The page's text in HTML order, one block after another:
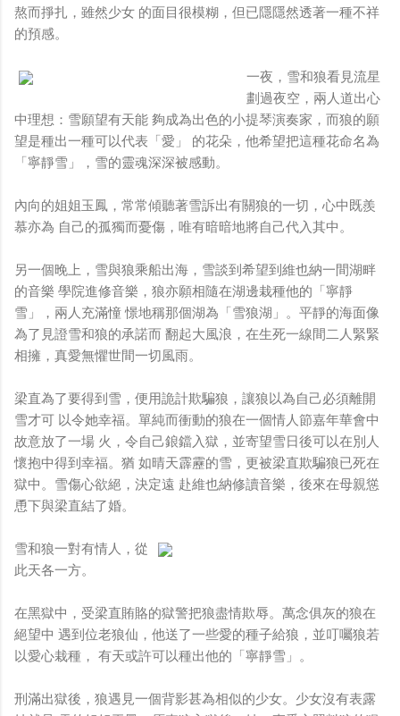
熬而掙扎，雖然少女 的面目很模糊，但已隱隱然透著一種不祥
的預感。
一夜，雪和狼看見流星
劃過夜空，兩人道出心
中理想：雪願望有天能 夠成為出色的小提琴演奏家，而狼的願
望是種出一種可以代表「愛」 的花朵，他希望把這種花命名為
「寧靜雪」，雪的靈魂深深被感動。
內向的姐姐玉鳳，常常傾聽著雪訴出有關狼的一切，心中既羨
慕亦為 自己的孤獨而憂傷，唯有暗暗地將自己代入其中。
另一個晚上，雪與狼乘船出海，雪談到希望到維也納一間湖畔
的音樂 學院進修音樂，狼亦願相隨在湖邊栽種他的「寧靜
雪」，兩人充滿憧 憬地稱那個湖為「雪狼湖」。平靜的海面像
為了見證雪和狼的承諾而 翻起大風浪，在生死一線間二人緊緊
相擁，真愛無懼世間一切風雨。
梁直為了要得到雪，便用詭計欺騙狼，讓狼以為自己必須離開
雪才可 以令她幸福。單純而衝動的狼在一個情人節嘉年華會中
故意放了一場 火，令自己鋃鐺入獄，並寄望雪日後可以在別人
懷抱中得到幸福。猶 如晴天霹靂的雪，更被梁直欺騙狼已死在
獄中。雪傷心欲絕，決定遠 赴維也納修讀音樂，後來在母親慫
恿下與梁直結了婚。
雪和狼一對有情人，從
此天各一方。
在黑獄中，受梁直賄賂的獄警把狼盡情欺辱。萬念俱灰的狼在
絕望中 遇到位老狼仙，他送了一些愛的種子給狼，並叮囑狼若
以愛心栽種， 有天或許可以種出他的「寧靜雪」。
刑滿出獄後，狼遇見一個背影甚為相似的少女。少女沒有表露